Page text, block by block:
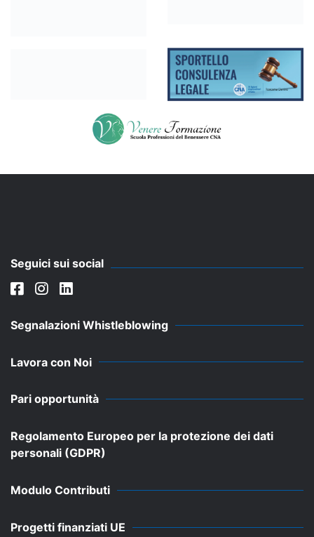
Seguici sui social
Segnalazioni Whistleblowing
Lavora con Noi
Pari opportunità
Regolamento Europeo per la protezione dei dati
personali (GDPR)
Modulo Contributi
Progetti finanziati UE